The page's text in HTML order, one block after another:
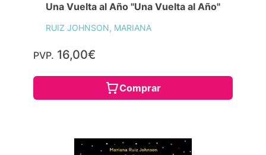
Una Vuelta al Año "Una Vuelta al Año"
RUIZ JOHNSON, MARIANA
PVP. 16,00€
Comprar